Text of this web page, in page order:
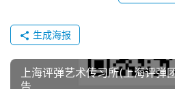
生成海报
上海评弹艺术传习所(上海评弹